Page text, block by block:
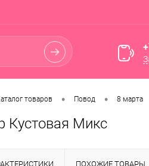
товаров • Повод • 8 марта
Кустовая Микс
ПОХОЖИЕ ТОВАРЫ